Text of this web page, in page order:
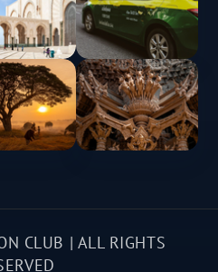
CLUB | ALL RIGHTS